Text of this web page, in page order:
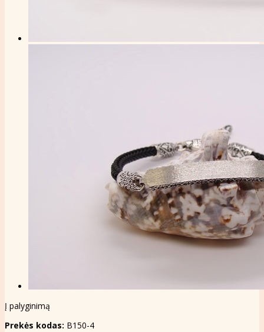
Į palyginimą
Prekės kodas: B150-4